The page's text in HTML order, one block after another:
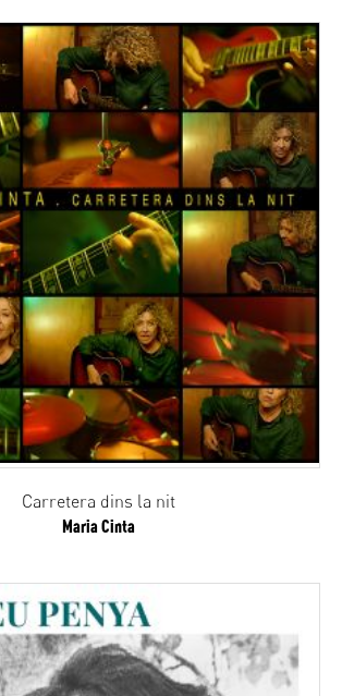
Carretera dins la nit
Maria Cinta